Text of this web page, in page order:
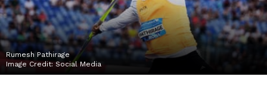
Rumesh Pathirage
Image Credit: Social Media